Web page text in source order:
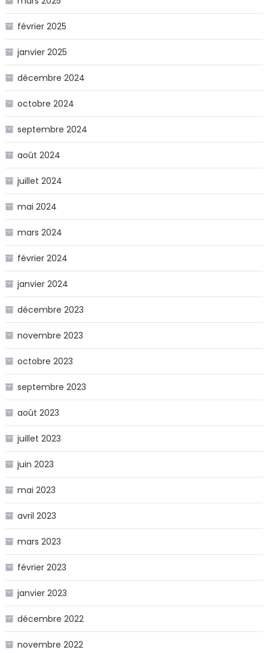
février 2025
janvier 2025
décembre 2024
octobre 2024
septembre 2024
août 2024
juillet 2024
mai 2024
mars 2024
février 2024
janvier 2024
décembre 2023
novembre 2023
octobre 2023
septembre 2023
août 2023
juillet 2023
juin 2023
mai 2023
avril 2023
mars 2023
février 2023
janvier 2023
décembre 2022
novembre 2022